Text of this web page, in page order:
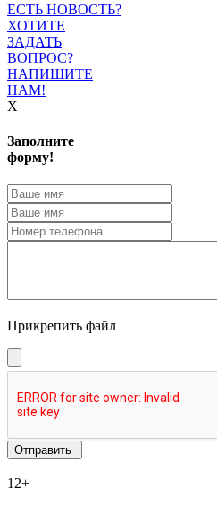
ЕСТЬ НОВОСТЬ?
ХОТИТЕ
ЗАДАТЬ
ВОПРОС?
НАПИШИТЕ
НАМ!
X
Заполните
форму!
Прикрепить файл
12+